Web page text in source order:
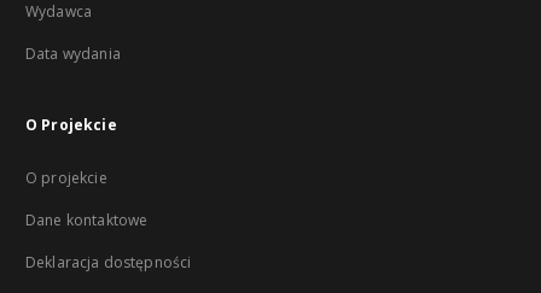
Wydawca
Data wydania
O Projekcie
O projekcie
Dane kontaktowe
Deklaracja dostępności